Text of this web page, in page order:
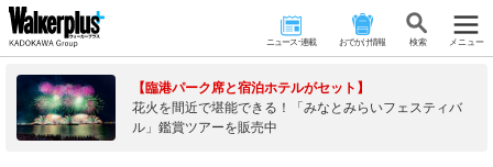
ニュース･連載 おでかけ情報 検 索 メニュー
【臨港パーク席と宿泊ホテルがセット】
花火を間近で堪能できる！「みなとみらいフェスティバ
ル」鑑賞ツアーを販売中